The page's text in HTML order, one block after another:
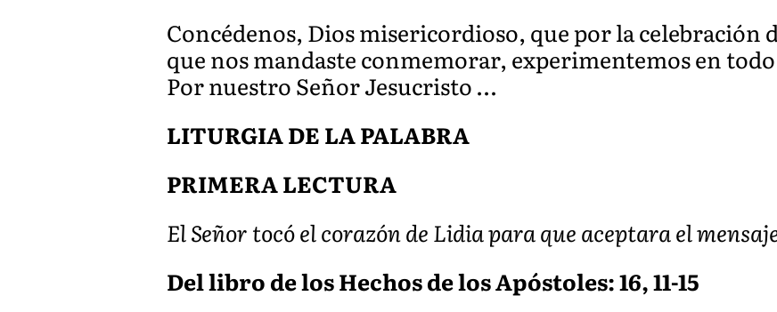
Concédenos, Dios misericordioso, que por la celebración
que nos mandaste conmemorar, experimentemos en
Por nuestro Señor Jesucristo …
LITURGIA DE LA PALABRA
PRIMERA LECTURA
El Señor tocó el corazón de Lidia para que aceptara el
Del libro de los Hechos de los Apóstoles: 16, 11-15